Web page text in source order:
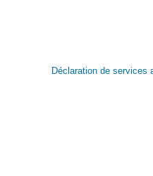
Déclaration de services